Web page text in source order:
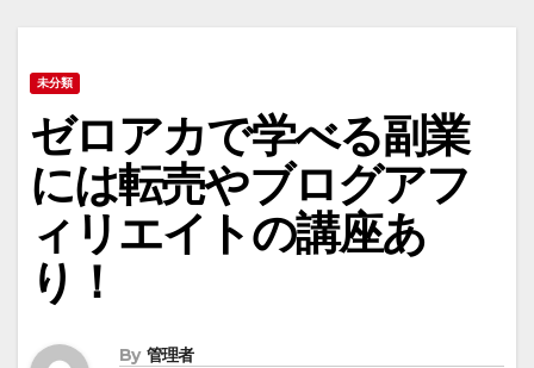
未分類
ゼロアカで学べる副業
には転売やブログアフ
ィリエイトの講座あ
り！
By 管理者